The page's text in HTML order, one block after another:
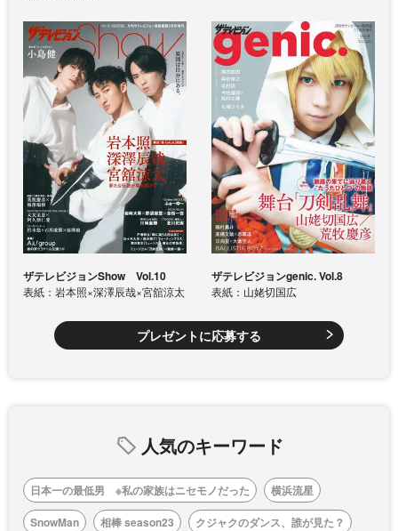
ザテレビジョンShow Vol.10
表紙：岩本照×深澤辰哉×宮舘涼太
ザテレビジョンgenic. Vol.8
表紙：山姥切国広
プレゼントに応募する
人気のキーワード
日本一の最低男 ※私の家族はニセモノだった
横浜流星
SnowMan
相棒 season23
クジャクのダンス、誰が見た？